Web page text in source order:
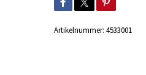
Artikelnummer: 4533001